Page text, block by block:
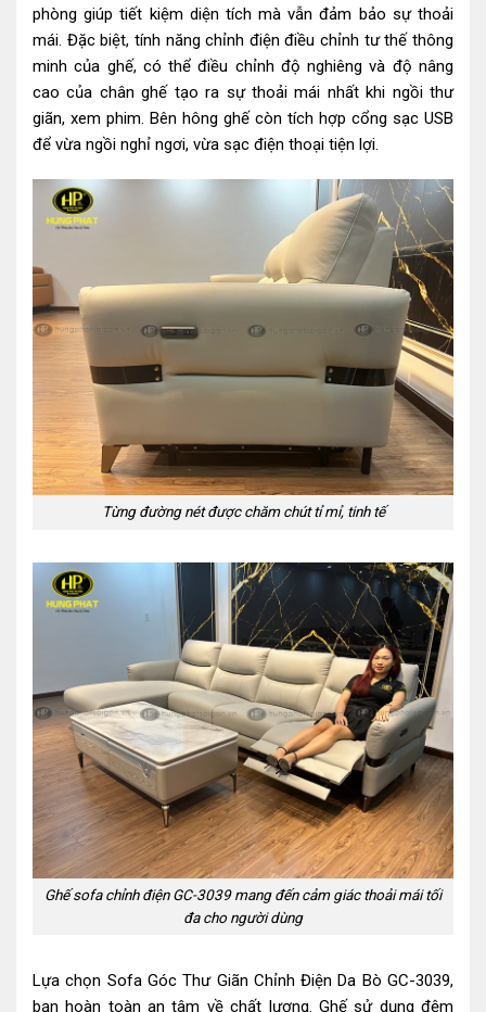
phòng giúp tiết kiệm diện tích mà vẫn đảm bảo sự thoải
mái. Đặc biệt, tính năng chỉnh điện điều chỉnh tư thế thông
minh của ghế, có thể điều chỉnh độ nghiêng và độ nâng
cao của chân ghế tạo ra sự thoải mái nhất khi ngồi thư
giãn, xem phim. Bên hông ghế còn tích hợp cổng sạc USB
để vừa ngồi nghỉ ngơi, vừa sạc điện thoại tiện lợi.
Từng đường nét được chăm chút tỉ mỉ, tinh tế
Ghế sofa chỉnh điện GC-3039 mang đến cảm giác thoải mái tối
đa cho người dùng
Lựa chọn Sofa Góc Thư Giãn Chỉnh Điện Da Bò GC-3039,
bạn hoàn toàn an tâm về chất lượng. Ghế sử dụng đệm